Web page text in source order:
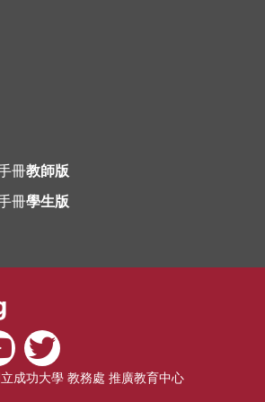
冊教師版
冊學生版
成功大學 教務處 推廣教育中心